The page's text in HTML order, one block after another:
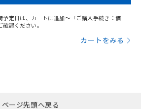
予定日は、カートに追加～「ご購入手続き：価
認ください。
カートをみる
ページ先頭へ戻る